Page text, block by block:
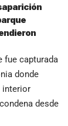
fue capturada
donde
interior
desde